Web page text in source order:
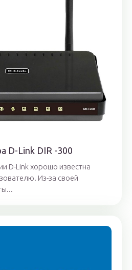
D-Link DIR -300
D-Link хорошо известна
Из-за своей